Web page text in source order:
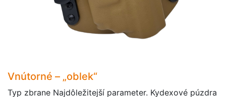
Vnútorné – „oblek“
Typ zbrane Najdôležitejší parameter. Kydexové púzdra